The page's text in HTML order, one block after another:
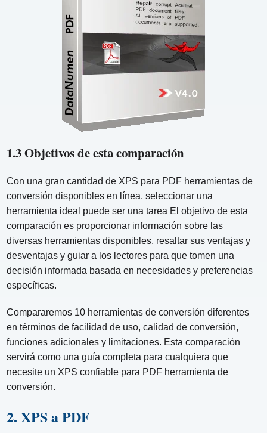
1.3 Objetivos de esta comparación
Con una gran cantidad de XPS para PDF herramientas de
conversión disponibles en línea, seleccionar una
herramienta ideal puede ser una tarea El objetivo de esta
comparación es proporcionar información sobre las
diversas herramientas disponibles, resaltar sus ventajas y
desventajas y guiar a los lectores para que tomen una
decisión informada basada en necesidades y preferencias
específicas.
Compararemos 10 herramientas de conversión diferentes
en términos de facilidad de uso, calidad de conversión,
funciones adicionales y limitaciones. Esta comparación
servirá como una guía completa para cualquiera que
necesite un XPS confiable para PDF herramienta de
conversión.
2. XPS a PDF